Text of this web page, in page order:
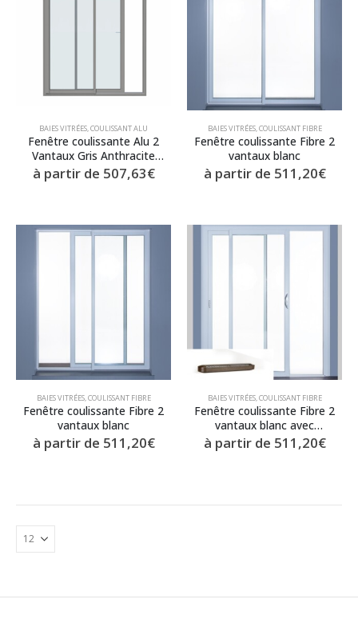
BAIES VITRÉES,COULISSANT ALU
Fenêtre coulissante Alu 2
Vantaux Gris Anthracite
vitrage dépoli
à partir de 507,63€
BAIES VITRÉES,COULISSANT FIBRE
Fenêtre coulissante Fibre 2
vantaux blanc
à partir de 511,20€
BAIES VITRÉES,COULISSANT FIBRE
Fenêtre coulissante Fibre 2
vantaux blanc
à partir de 511,20€
BAIES VITRÉES,COULISSANT FIBRE
Fenêtre coulissante Fibre 2
vantaux blanc avec
aération mini esea
à partir de 511,20€